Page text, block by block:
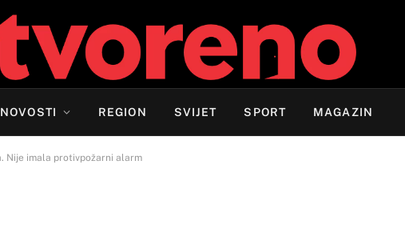
NOVOSTI REGION SVIJET SPORT MAGAZIN
Nije imala protivpožarni alarm